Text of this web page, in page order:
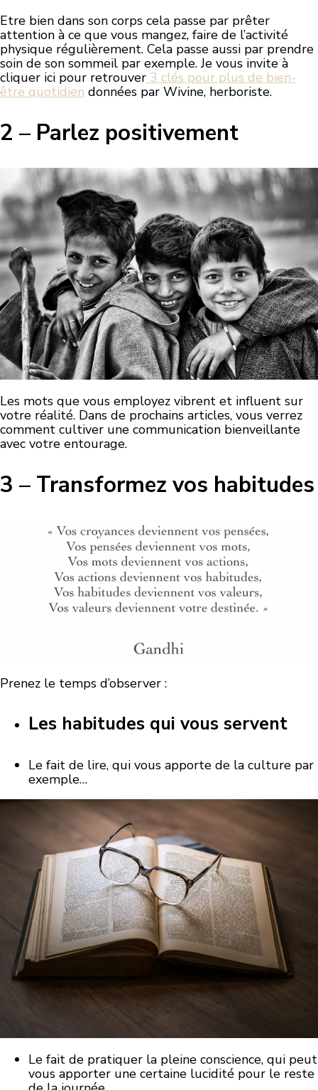
Etre bien dans son corps cela passe par prêter
attention à ce que vous mangez, faire de l’activité
physique régulièrement. Cela passe aussi par prendre
soin de son sommeil par exemple. Je vous invite à
cliquer ici pour retrouver 3 clés pour plus de bien-
être quotidien données par Wivine, herboriste.
2 – Parlez positivement
Les mots que vous employez vibrent et influent sur
votre réalité. Dans de prochains articles, vous verrez
comment cultiver une communication bienveillante
avec votre entourage.
3 – Transformez vos habitudes
Prenez le temps d’observer :
Les habitudes qui vous servent
Le fait de lire, qui vous apporte de la culture par
exemple…
Le fait de pratiquer la pleine conscience, qui peut
vous apporter une certaine lucidité pour le reste